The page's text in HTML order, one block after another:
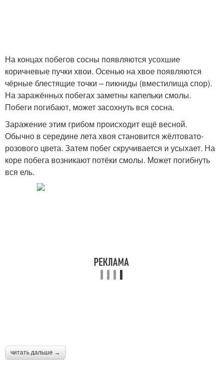
На концах побегов сосны появляются усохшие
коричневые пучки хвои. Осенью на хвое появляются
чёрные блестящие точки – пикниды (вместилища спор).
На заражённых побегах заметны капельки смолы.
Побеги погибают, может засохнуть вся сосна.
Заражение этим грибом происходит ещё весной.
Обычно в середине лета хвоя становится жёлтовато-
розового цвета. Затем побег скручивается и усыхает. На
коре побега возникают потёки смолы. Может погибнуть
вся ель.
читать дальше →